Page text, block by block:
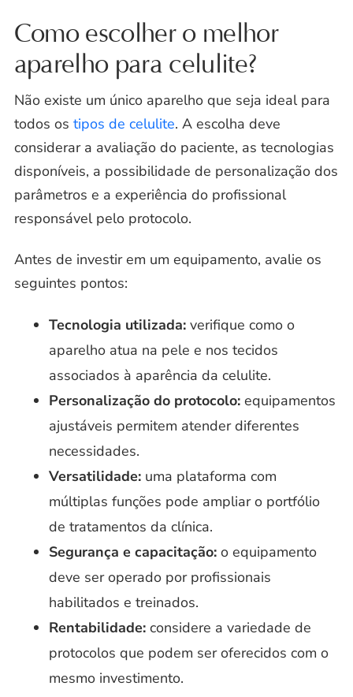
Como escolher o melhor
aparelho para celulite?
Não existe um único aparelho que seja ideal para
todos os tipos de celulite. A escolha deve
considerar a avaliação do paciente, as tecnologias
disponíveis, a possibilidade de personalização dos
parâmetros e a experiência do profissional
responsável pelo protocolo.
Antes de investir em um equipamento, avalie os
seguintes pontos:
Tecnologia utilizada:verifique como o
aparelho atua na pele e nos tecidos
associados à aparência da celulite.
Personalização do protocolo:equipamentos
ajustáveis permitem atender diferentes
necessidades.
Versatilidade:uma plataforma com
múltiplas funções pode ampliar o portfólio
de tratamentos da clínica.
Segurança e capacitação:o equipamento
deve ser operado por profissionais
habilitados e treinados.
Rentabilidade:considere a variedade de
protocolos que podem ser oferecidos com o
mesmo investimento.